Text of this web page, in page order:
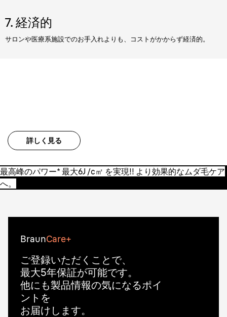
7. 経済的
サロンや医療系施設でのお手入れよりも、コストがかからず経済的。
詳しく見る
最高峰のパワー* 最大6J /c㎡ を実現!! より効果的なムダ毛ケア
へ。
BraunCare+
ご登録いただくことで、
最大5年保証が可能です。
他にも製品情報の気になるポイ
ントを
お届けします。